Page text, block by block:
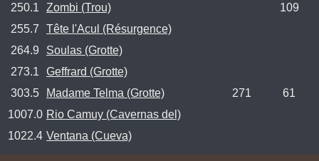
250.1 Zombi (Trou)
109
255.7
Tête l'Acul (Résurgence)
264.9
Soulas (Grotte)
273.1
Geffrard (Grotte)
303.5
Madame Telma (Grotte) 271
61
1007.0 Rio Camuy (Cavernas del)
1022.4 Ventana (Cueva)